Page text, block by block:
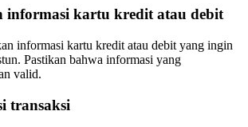
informasi kartu kredit atau debit
informasi kartu kredit atau debit yang ingin
Pastikan bahwa informasi yang
valid.
transaksi